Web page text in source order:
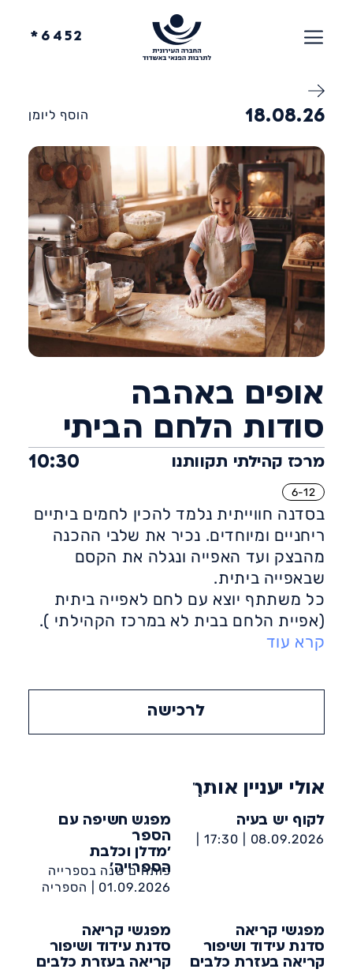
6452*
אופים באהבה
סודות הלחם הביתי
הוסף ליומן
מרכז קהילתי תקוותנו
18.08.26
10:30
6-12
בסדנה חווייתית נלמד להכין לחמים ביתיים
ריחניים ומיוחדים. נכיר את שלבי ההכנה
מהבצק ועד האפייה ונגלה את הקסם
שבאפייה ביתית.
כל משתתף יוצא עם לחם לאפייה ביתית
(אפיית הלחם בבית לא במרכז הקהילתי ).
קרא עוד
לרכישה
אולי יעניין אותך
לקוף יש בעיה
08.09.2026 |
17:30 |
מפגש חשיפה עם
הספר
'מדלן וכלבת
הספרייה'
פותחים שנה בספרייה
01.09.2026 |
הספריה
מפגשי קריאה
סדנת עידוד ושיפור
קריאה בעזרת כלבים
מפגשי קריאה
סדנת עידוד ושיפור
קריאה בעזרת כלבים